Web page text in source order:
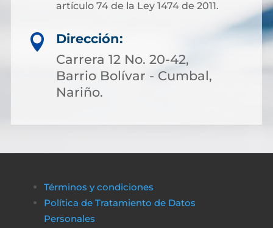
artículo 74 de la Ley 1474 de 2011.

Dirección:
Carrera 12 No. 20-42,
Barrio Bolívar - Cumbal,
Nariño.
Términos y condiciones
Política de Tratamiento de Datos
Personales